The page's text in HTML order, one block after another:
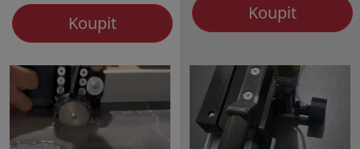
Koupit Koupit